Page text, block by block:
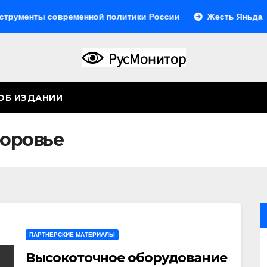
современной политики России Жесть Яньда
ИЗДАНИИ
ПАРТНЕРСКИЕ МАТЕРИАЛЫ
Высокоточное оборудование